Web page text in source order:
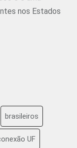
nos Estados
brasileiros
UF